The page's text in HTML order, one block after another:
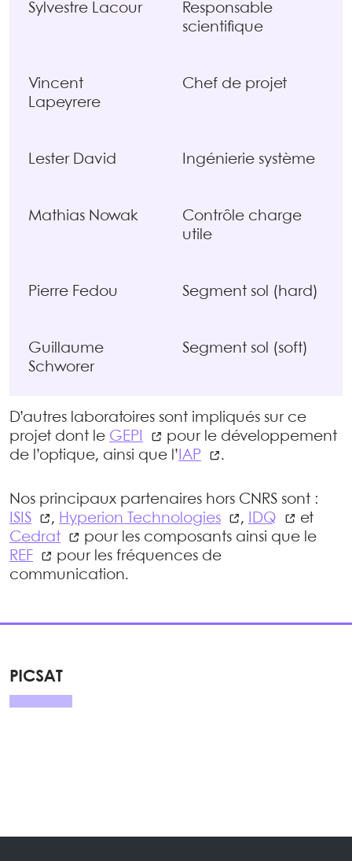
Sylvestre Lacour
Responsable
scientifique
Vincent
Lapeyrere
Chef de projet
Lester David Ingénierie système
Mathias Nowak
Contrôle charge
utile
Pierre Fedou Segment sol (hard)
Guillaume
Schworer
Segment sol (soft)
D’autres laboratoires sont impliqués sur ce
projet dont le GEPI
pour le développement
de l’optique, ainsi que l’ IAP .
Nos principaux partenaires hors CNRS sont :
ISIS
, Hyperion Technologies , IDQ
et
Cedrat
pour les composants ainsi que le
REF
pour les fréquences de
communication.
PICSAT